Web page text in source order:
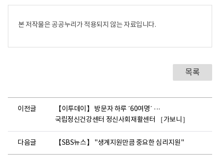
본 저작물은 공공누리가 적용되지 않는 자료입니다.
목록
이전글
【이투데이】 방문자 하루 ´60여명´ ···
국립정신건강센터 정신사회재활센터 ［가보니］
다음글 【SBS뉴스】 "생계지원만큼 중요한 심리지원"